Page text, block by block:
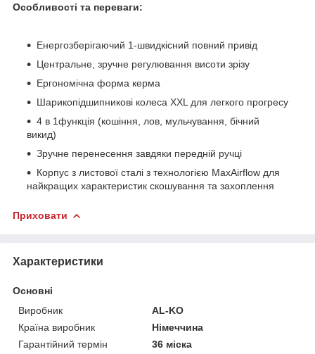
Особливості та переваги:
Енергозберігаючий 1-швидкісний повний привід
Центральне, зручне регулювання висоти зрізу
Ергономічна форма керма
Шарикопідшипникові колеса XXL для легкого прогресу
4 в 1функція (кошіння, лов, мульчування, бічний
викид)
Зручне перенесення завдяки передній ручці
Корпус з листової сталі з технологією MaxAirflow для
найкращих характеристик скошування та захоплення
Приховати
Характеристики
Основні
Виробник
AL-KO
Країна виробник
Німеччина
Гарантійний термін
36 міска